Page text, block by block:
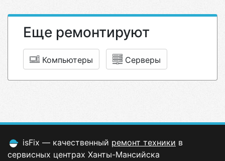
Еще ремонтируют
Компьютеры Серверы
isFix — качественный ремонт техники в
сервисных центрах Ханты-Мансийска